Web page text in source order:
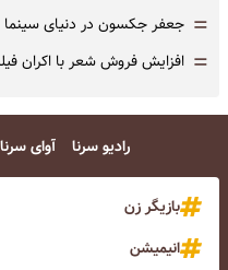
= جعفر جکسون در دنیای سینما
= افزایش فروش شعر با اکران
رادیو سرنا آوای سرنا
بازیگر زن
انیمیشن